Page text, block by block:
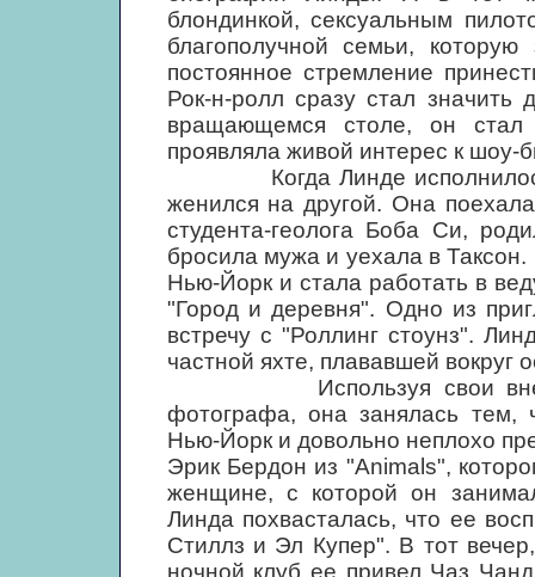
блондинкой, сексуальным
благополучной семьи,
постоянное стремление
Рок-н-ролл сразу стал
вращающемся столе, он
проявляла живой интерес к шоу-
Когда Линде исполнилось
женился на другой. Она
студента-геолога Боба Си,
бросила мужа и уехала в
Нью-Йорк и стала работать в
"Город и деревня". Одно из
встречу с "Роллинг стоунз".
частной яхте, плававшей вокруг
Используя свои
фотографа, она занялась тем,
Нью-Йорк и довольно неплохо
Эрик Бердон из "Animals",
женщине, с которой он
Линда похвасталась, что ее
Стиллз и Эл Купер". В тот
ночной клуб ее привел Чаз